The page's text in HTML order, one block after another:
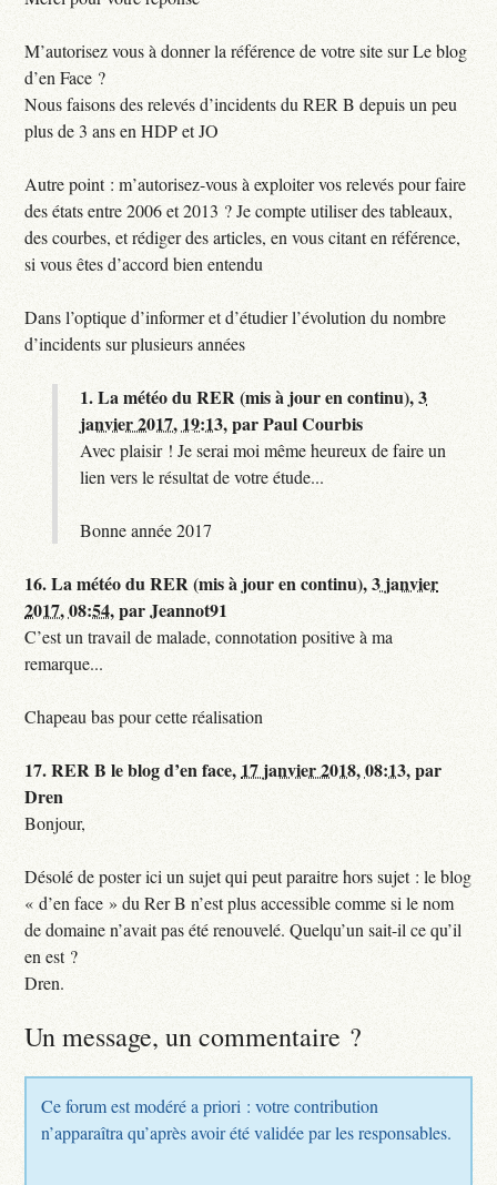
M’autorisez vous à donner la référence de votre site sur Le blog
d’en Face ?
Nous faisons des relevés d’incidents du RER B depuis un peu
plus de 3 ans en HDP et JO
Autre point : m’autorisez-vous à exploiter vos relevés pour faire
des états entre 2006 et 2013 ? Je compte utiliser des tableaux,
des courbes, et rédiger des articles, en vous citant en référence,
si vous êtes d’accord bien entendu
Dans l’optique d’informer et d’étudier l’évolution du nombre
d’incidents sur plusieurs années
1.La météo du RER (mis à jour en continu),3
janvier 2017, 19:13,parPaul Courbis
Avec plaisir ! Je serai moi même heureux de faire un
lien vers le résultat de votre étude...
Bonne année 2017
16.La météo du RER (mis à jour en continu),3 janvier
2017, 08:54,parJeannot91
C’est un travail de malade, connotation positive à ma
remarque...
Chapeau bas pour cette réalisation
17.RER B le blog d’en face, 17 janvier 2018, 08:13,par
Dren
Bonjour,
Désolé de poster ici un sujet qui peut paraitre hors sujet : le blog
« d’en face » du Rer B n’est plus accessible comme si le nom
de domaine n’avait pas été renouvelé. Quelqu’un sait-il ce qu’il
en est ?
Dren.
Un message, un commentaire ?
Ce forum est modéré a priori : votre contribution
n’apparaîtra qu’après avoir été validée par les responsables.